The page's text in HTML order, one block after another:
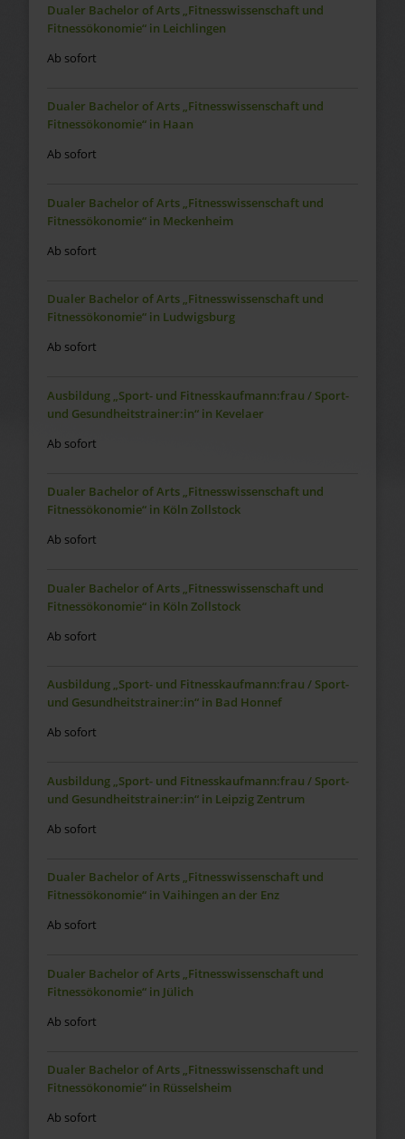
Dualer Bachelor of Arts „Fitnesswissenschaft und
Fitnessökonomie“ in Leichlingen
Ab sofort
Dualer Bachelor of Arts „Fitnesswissenschaft und
Fitnessökonomie“ in Haan
Ab sofort
Dualer Bachelor of Arts „Fitnesswissenschaft und
Fitnessökonomie“ in Meckenheim
Ab sofort
Dualer Bachelor of Arts „Fitnesswissenschaft und
Fitnessökonomie“ in Ludwigsburg
Ab sofort
Ausbildung „Sport- und Fitnesskaufmann:frau / Sport-
und Gesundheitstrainer:in“ in Kevelaer
Ab sofort
Dualer Bachelor of Arts „Fitnesswissenschaft und
Fitnessökonomie“ in Köln Zollstock
Ab sofort
Dualer Bachelor of Arts „Fitnesswissenschaft und
Fitnessökonomie“ in Köln Zollstock
Ab sofort
Ausbildung „Sport- und Fitnesskaufmann:frau / Sport-
und Gesundheitstrainer:in“ in Bad Honnef
Ab sofort
Ausbildung „Sport- und Fitnesskaufmann:frau / Sport-
und Gesundheitstrainer:in“ in Leipzig Zentrum
Ab sofort
Dualer Bachelor of Arts „Fitnesswissenschaft und
Fitnessökonomie“ in Vaihingen an der Enz
Ab sofort
Dualer Bachelor of Arts „Fitnesswissenschaft und
Fitnessökonomie“ in Jülich
Ab sofort
Dualer Bachelor of Arts „Fitnesswissenschaft und
Fitnessökonomie“ in Rüsselsheim
Ab sofort